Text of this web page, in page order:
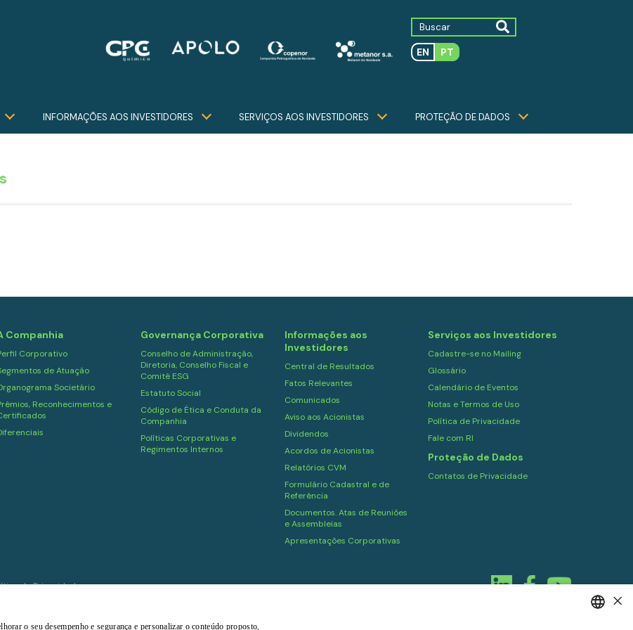
EN PT
INFORMAÇÕES AOS INVESTIDORES SERVIÇOS AOS INVESTIDORES PROTEÇÃO DE DADOS
Companhia
Corporativo
de Atuação
Societário
Reconhecimentos e
Governança Corporativa
Conselho de Administração,
Diretoria, Conselho Fiscal e
Comitê ESG
Estatuto Social
Código de Ética e Conduta da
Companhia
Políticas Corporativas e
Regimentos Internos
Informações aos
Investidores
Central de Resultados
Fatos Relevantes
Comunicados
Aviso aos Acionistas
Dividendos
Acordos de Acionistas
Relatórios CVM
Formulário Cadastral e de
Referência
Documentos. Atas de Reuniões
e Assembleias
Apresentações Corporativas
Serviços aos Investidores
Cadastre-se no Mailing
Glossário
Calendário de Eventos
Notas e Termos de Uso
Política de Privacidade
Fale com RI
Proteção de Dados
Contatos de Privacidade
de Privacidade
Powered by
×
o seu desempenho e segurança e personalizar o conteúdo proposto,